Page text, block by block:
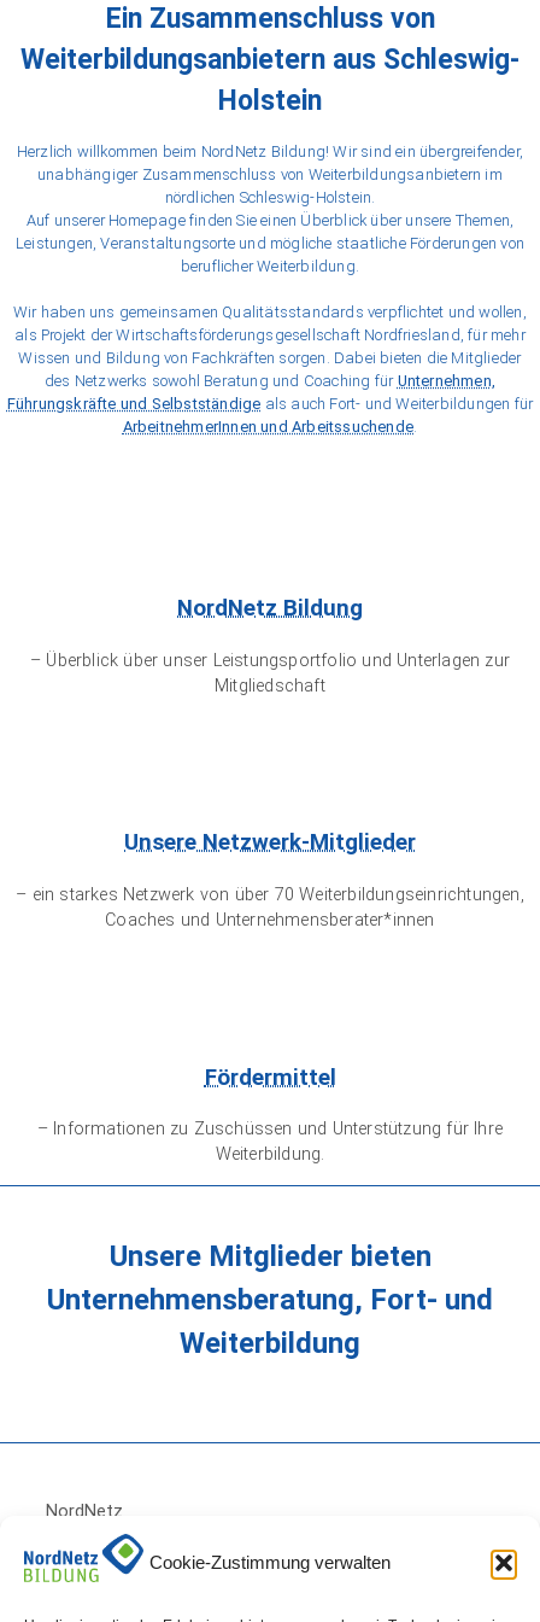
Cookie-Zustimmung verwalten
Ein Zusammenschluss von
Weiterbildungsanbietern aus Schleswig-
Holstein
Herzlich willkommen beim NordNetz Bildung! Wir sind ein übergreifender,
unabhängiger Zusammenschluss von Weiterbildungsanbietern im
nördlichen Schleswig-Holstein.
Auf unserer Homepage finden Sie einen Überblick über unsere Themen,
Leistungen, Veranstaltungsorte und mögliche staatliche Förderungen von
beruflicher Weiterbildung.
Wir haben uns gemeinsamen Qualitätsstandards verpflichtet und wollen,
als Projekt der Wirtschaftsförderungsgesellschaft Nordfriesland, für mehr
Wissen und Bildung von Fachkräften sorgen. Dabei bieten die Mitglieder
des Netzwerks sowohl Beratung und Coaching für Unternehmen,
Führungskräfte und Selbstständige als auch Fort- und Weiterbildungen für
ArbeitnehmerInnen und Arbeitssuchende.
NordNetz Bildung
– Überblick über unser Leistungsportfolio und Unterlagen zur
Mitgliedschaft
Unsere Netzwerk-Mitglieder
– ein starkes Netzwerk von über 70 Weiterbildungseinrichtungen,
Coaches und Unternehmensberater*innen
Fördermittel
– Informationen zu Zuschüssen und Unterstützung für Ihre
Weiterbildung.
Unsere Mitglieder bieten
Unternehmensberatung, Fort- und
Weiterbildung
NordNetz
Bildung ist ein
Projekt der WFG-
NF